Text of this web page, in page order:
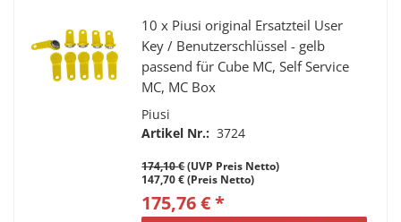
10 x Piusi original Ersatzteil User
Key / Benutzerschlüssel - gelb
passend für Cube MC, Self Service
MC, MC Box
Piusi
Artikel Nr.: 3724
174,10 €(UVP Preis Netto)
147,70 € (Preis Netto)
175,76 € *